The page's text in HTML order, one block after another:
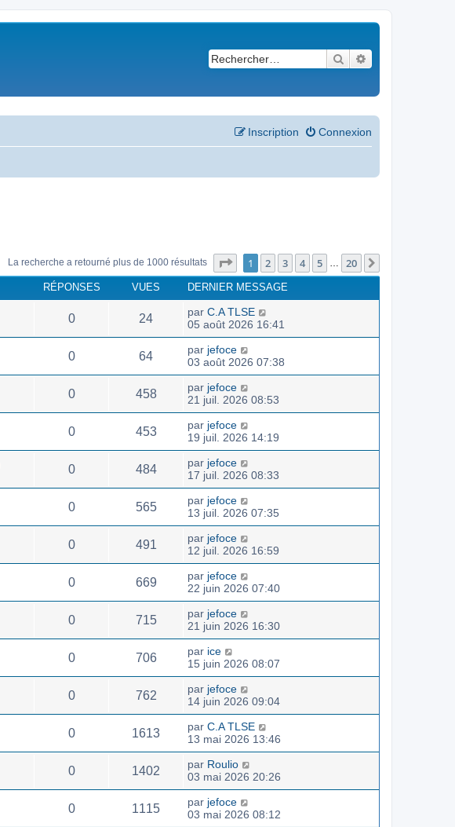
Rechercher
Connexion
Inscription
La recherche a retourné plus de 1000 résultats Page sur20
1 2 3 4 5 … 20
RÉPONSES VUES DERNIER MESSAGE
0 24 par C.A TLSE
05 août 2026 16:41
0 64 par jefoce
03 août 2026 07:38
0 458 par jefoce
21 juil. 2026 08:53
0 453 par jefoce
19 juil. 2026 14:19
0 484 par jefoce
17 juil. 2026 08:33
0 565 par jefoce
13 juil. 2026 07:35
0 491 par jefoce
12 juil. 2026 16:59
0 669 par jefoce
22 juin 2026 07:40
0 715 par jefoce
21 juin 2026 16:30
0 706 par ice
15 juin 2026 08:07
0 762 par jefoce
14 juin 2026 09:04
0 1613 par C.A TLSE
13 mai 2026 13:46
0 1402 par Roulio
03 mai 2026 20:26
0 1115 par jefoce
03 mai 2026 08:12